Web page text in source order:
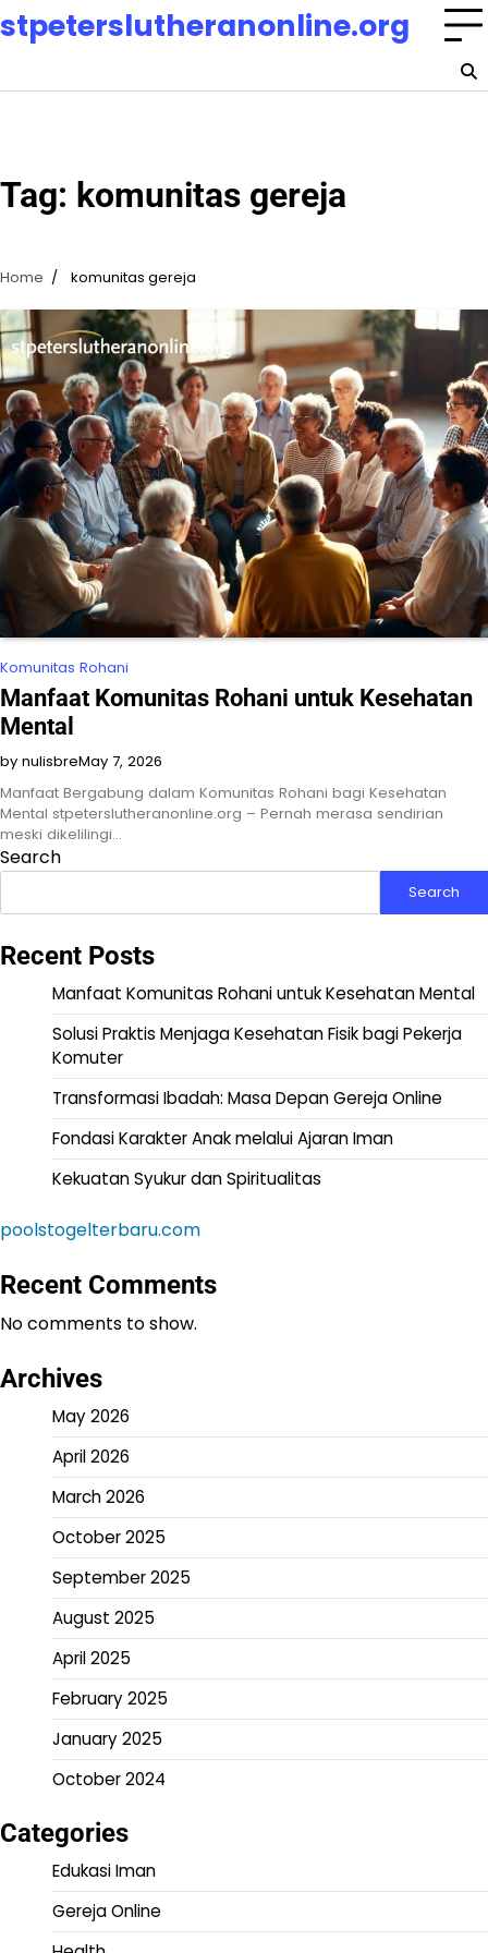
Skip
to
stpeterslutheranonline.org
Tag: komunitas gereja
Home komunitas gereja
Komunitas Rohani
Manfaat Komunitas Rohani untuk Kesehatan
Mental
by nulisbreMay 7, 2026
Manfaat Bergabung dalam Komunitas Rohani bagi Kesehatan
Mental stpeterslutheranonline.org – Pernah merasa sendirian
meski dikelilingi…
Search
Search
Recent Posts
Manfaat Komunitas Rohani untuk Kesehatan Mental
Solusi Praktis Menjaga Kesehatan Fisik bagi Pekerja
Komuter
Transformasi Ibadah: Masa Depan Gereja Online
Fondasi Karakter Anak melalui Ajaran Iman
Kekuatan Syukur dan Spiritualitas
poolstogelterbaru.com
Recent Comments
No comments to show.
Archives
May 2026
April 2026
March 2026
October 2025
September 2025
August 2025
April 2025
February 2025
January 2025
October 2024
Categories
Edukasi Iman
Gereja Online